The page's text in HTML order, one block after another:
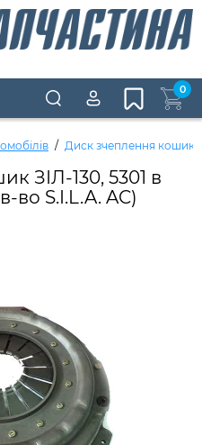
0
Диск зчеплення кошик
ЗІЛ-130, 5301 в
во S.I.L.A. AC)